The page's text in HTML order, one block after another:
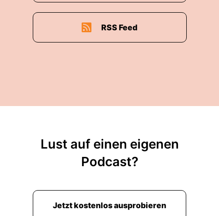
RSS Feed
Lust auf einen eigenen
Podcast?
Jetzt kostenlos ausprobieren